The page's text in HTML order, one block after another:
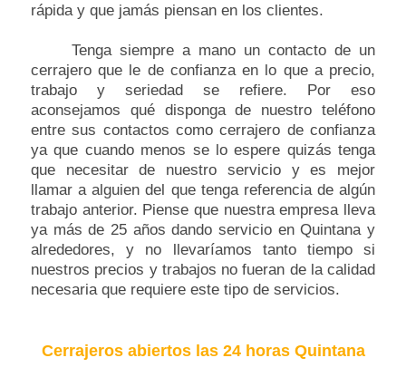
rápida y que jamás piensan en los clientes.
Tenga siempre a mano un contacto de un
cerrajero que le de confianza en lo que a precio,
trabajo y seriedad se refiere. Por eso
aconsejamos qué disponga de nuestro teléfono
entre sus contactos como cerrajero de confianza
ya que cuando menos se lo espere quizás tenga
que necesitar de nuestro servicio y es mejor
llamar a alguien del que tenga referencia de algún
trabajo anterior. Piense que nuestra empresa lleva
ya más de 25 años dando servicio en Quintana y
alrededores, y no llevaríamos tanto tiempo si
nuestros precios y trabajos no fueran de la calidad
necesaria que requiere este tipo de servicios.
Cerrajeros abiertos las 24 horas Quintana